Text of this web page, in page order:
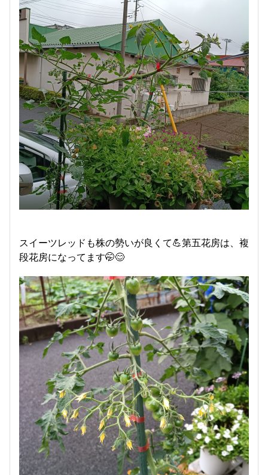
スイーツレッドも株の勢いが良くて💪第五花房は、複
段花房になってます🤭😊